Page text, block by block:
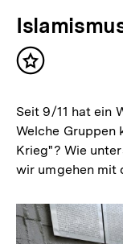
Inhalt
Seit 9/11 hat ein
Welche
Krieg"? Wie
wir umgehen mit